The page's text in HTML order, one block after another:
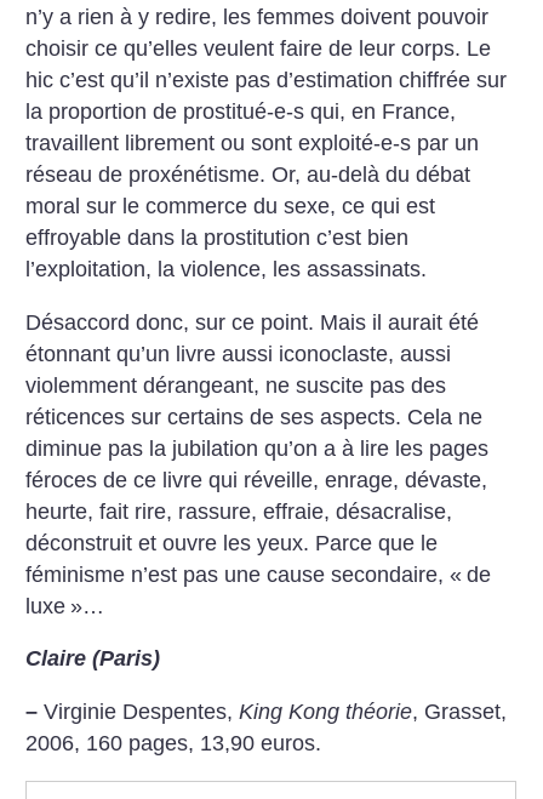
n’y a rien à y redire, les femmes doivent pouvoir
choisir ce qu’elles veulent faire de leur corps. Le
hic c’est qu’il n’existe pas d’estimation chiffrée sur
la proportion de prostitué-e-s qui, en France,
travaillent librement ou sont exploité-e-s par un
réseau de proxénétisme. Or, au-delà du débat
moral sur le commerce du sexe, ce qui est
effroyable dans la prostitution c’est bien
l’exploitation, la violence, les assassinats.
Désaccord donc, sur ce point. Mais il aurait été
étonnant qu’un livre aussi iconoclaste, aussi
violemment dérangeant, ne suscite pas des
réticences sur certains de ses aspects. Cela ne
diminue pas la jubilation qu’on a à lire les pages
féroces de ce livre qui réveille, enrage, dévaste,
heurte, fait rire, rassure, effraie, désacralise,
déconstruit et ouvre les yeux. Parce que le
féminisme n’est pas une cause secondaire, « de
luxe »…
Claire (Paris)
– Virginie Despentes,King Kong théorie, Grasset,
2006, 160 pages, 13,90 euros.